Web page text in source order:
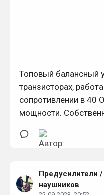
Топовый балансный
транзисторах,
сопротивлении в 40
мощности.
выход. Отсутствие
Предусилители
наушников